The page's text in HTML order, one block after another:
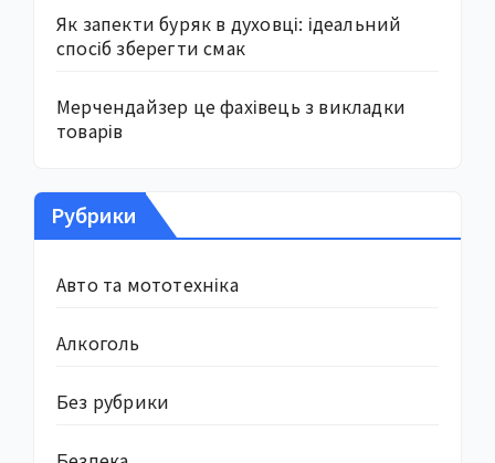
Як запекти буряк в духовці: ідеальний
спосіб зберегти смак
Мерчендайзер це фахівець з викладки
товарів
Рубрики
Авто та мототехніка
Алкоголь
Без рубрики